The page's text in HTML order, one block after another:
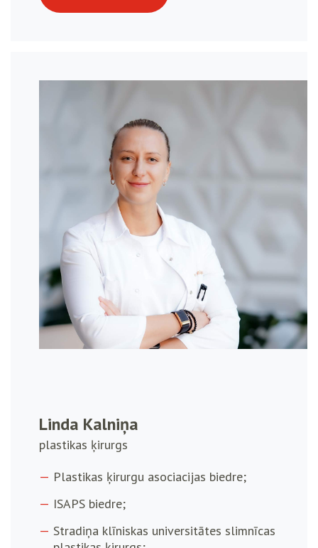
Linda Kalniņa
plastikas ķirurgs
Plastikas ķirurgu asociacijas biedre;
ISAPS biedre;
Stradiņa klīniskas universitātes slimnīcas